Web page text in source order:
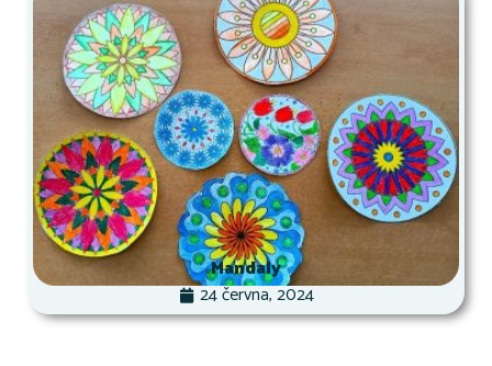
Mandaly
24 června, 2024